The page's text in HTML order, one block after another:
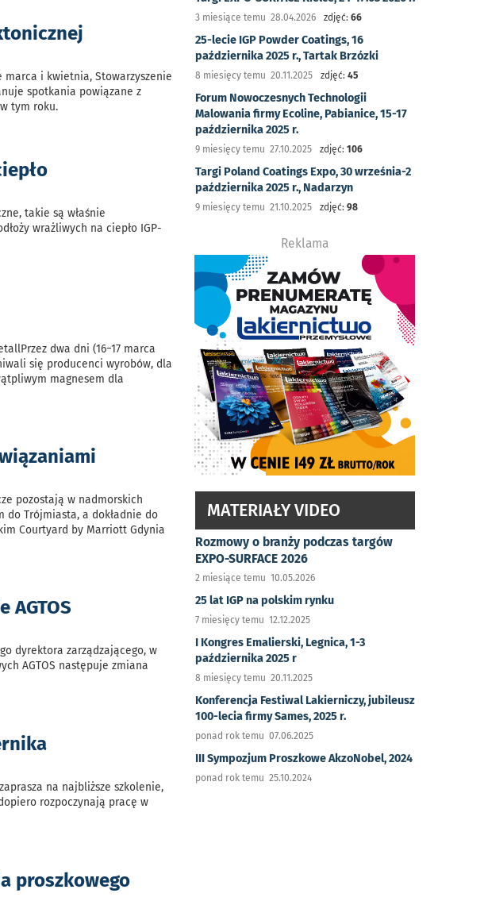
marca i kwietnia, Stowarzyszenie
spotkania powiązane z
tym roku.
takie są właśnie
wrażliwych na ciepło IGP-
dwa dni (16−17 marca
się producenci wyrobów, dla
magnesem dla
pozostają w nadmorskich
Trójmiasta, a dokładnie do
Courtyard by Marriott Gdynia
dyrektora zarządzającego, w
AGTOS następuje zmiana
na najbliższe szkolenie,
rozpoczynają pracę w
proszkowego
3 miesiące temu 28.04.2026 zdjęć: 66
25-lecie IGP Powder Coatings, 16
października 2025 r., Tartak Brzózki
8 miesięcy temu 20.11.2025 zdjęć: 45
Forum Nowoczesnych Technologii
Malowania firmy Ecoline, Pabianice, 15-17
października 2025 r.
9 miesięcy temu 27.10.2025 zdjęć: 106
Targi Poland Coatings Expo, 30 września-2
października 2025 r., Nadarzyn
9 miesięcy temu 21.10.2025 zdjęć: 98
Reklama
MATERIAŁY VIDEO
Rozmowy o branży podczas targów
EXPO-SURFACE 2026
2 miesiące temu 10.05.2026
25 lat IGP na polskim rynku
7 miesięcy temu 12.12.2025
I Kongres Emalierski, Legnica, 1-3
października 2025 r
8 miesięcy temu 20.11.2025
Konferencja Festiwal Lakierniczy, jubileusz
100-lecia firmy Sames, 2025 r.
ponad rok temu 07.06.2025
III Sympozjum Proszkowe AkzoNobel, 2024
ponad rok temu 25.10.2024